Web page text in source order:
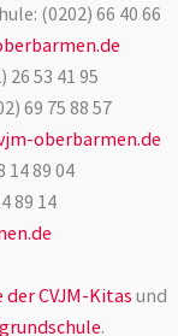
(0202) 66 40 66
53 41 95
69 75 88 57
oberbarmen.de
14 89 04
89 14
der CVJM-Kitas und
.